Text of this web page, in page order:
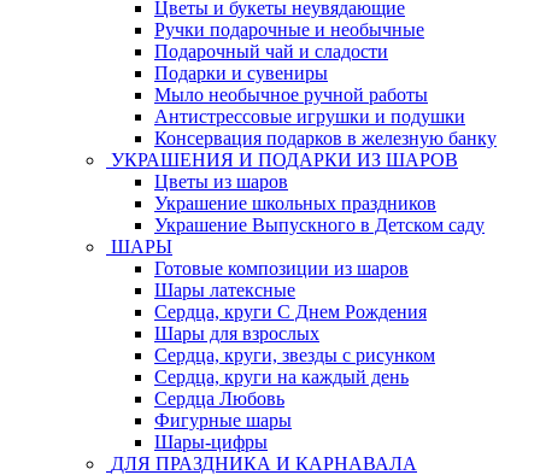
Цветы и букеты неувядающие
Ручки подарочные и необычные
Подарочный чай и сладости
Подарки и сувениры
Мыло необычное ручной работы
Антистрессовые игрушки и подушки
Консервация подарков в железную банку
УКРАШЕНИЯ И ПОДАРКИ ИЗ ШАРОВ
Цветы из шаров
Украшение школьных праздников
Украшение Выпускного в Детском саду
ШАРЫ
Готовые композиции из шаров
Шары латексные
Сердца, круги С Днем Рождения
Шары для взрослых
Сердца, круги, звезды с рисунком
Сердца, круги на каждый день
Сердца Любовь
Фигурные шары
Шары-цифры
ДЛЯ ПРАЗДНИКА И КАРНАВАЛА